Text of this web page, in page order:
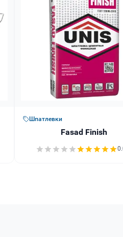
Шпатлевки
Fasad Finish